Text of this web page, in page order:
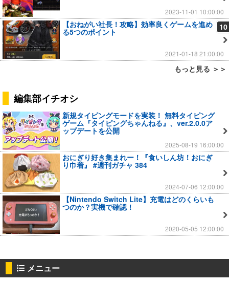
2023-11-01 10:00:00
10
【おねがい社長！攻略】効率良くゲームを進め
る5つのポイント
2021-01-18 21:00:00
もっと見る ＞＞
編集部イチオシ
新規タイピングモードを実装！ 無料タイピング
ゲーム『タイピングちゃんねる』、ver.2.0.0ア
ップデートを公開
2025-08-19 16:00:00
おにぎり好き集まれー！『食いしん坊！おにぎ
り巾着』 #週刊ガチャ 384
2024-07-06 12:00:00
【Nintendo Switch Lite】充電はどのくらいも
つのか？実機で確認！
2020-05-05 12:00:00
メニュー